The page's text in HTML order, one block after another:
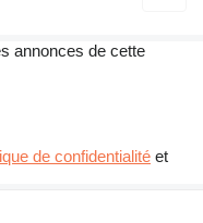
annonces de cette
de confidentialité et